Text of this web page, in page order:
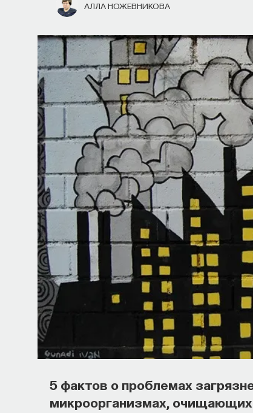
АЛЛА НОЖЕВНИКОВА
5 фактов о проблемах
микроорганизмах, очищающих